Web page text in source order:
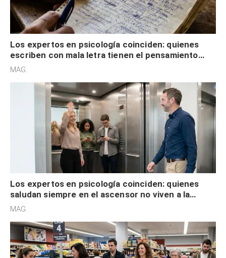
Los expertos en psicología coinciden: quienes
escriben con mala letra tienen el pensamiento
acelerado y no lo hacen por desinterés
MAG.
Los expertos en psicología coinciden: quienes
saludan siempre en el ascensor no viven a la
defensiva y tienen apertura social
MAG.